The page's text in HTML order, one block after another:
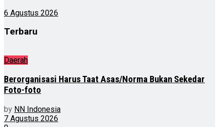
6 Agustus 2026
Terbaru
Daerah
Berorganisasi Harus Taat Asas/Norma Bukan Sekedar
Foto-foto
by NN Indonesia
7 Agustus 2026